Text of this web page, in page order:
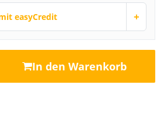
easyCredit +
In den Warenkorb